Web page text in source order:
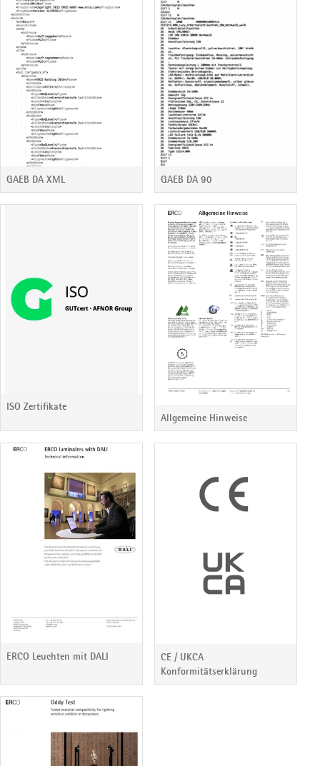
GAEB DA XML GAEB DA 90
ISO Zertifikate
Allgemeine Hinweise
ERCO Leuchten mit DALI
CE / UKCA
Konformitätserklärung